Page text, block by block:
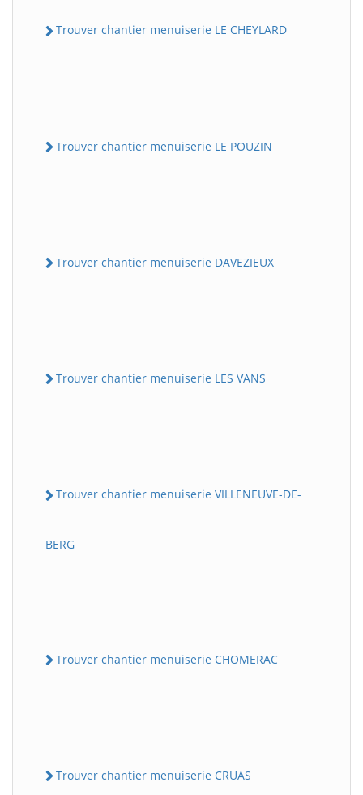
Trouver chantier menuiserie LE CHEYLARD
Trouver chantier menuiserie LE POUZIN
Trouver chantier menuiserie DAVEZIEUX
Trouver chantier menuiserie LES VANS
Trouver chantier menuiserie VILLENEUVE-DE-
BERG
Trouver chantier menuiserie CHOMERAC
Trouver chantier menuiserie CRUAS